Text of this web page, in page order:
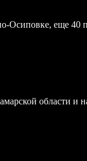
Осиповке, еще 40
области и